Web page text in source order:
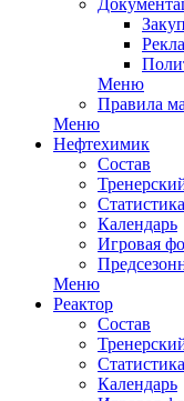
Меню
Правила
Меню
Нефтехимик
Состав
Статистика
Календарь
Игровая
Меню
Реактор
Состав
Статистика
Календарь